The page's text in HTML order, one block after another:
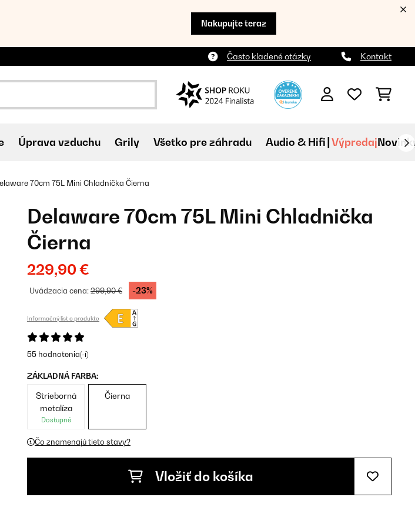
Nakupujte teraz
Často kladené otázky Kontakt
Úprava vzduchu Grily Všetko pre záhradu Audio & Hifi Výpredaj
70cm 75L Mini Chladnička Čierna
Delaware 70cm 75L Mini Chladnička
Čierna
229,90 €
Uvádzacia cena:299,90 € -23%
Informačný list o produkte
55 hodnotenia(-í)
ZÁKLADNÁ FARBA:
Strieborná
metalíza
Dostupné
Čierna
Čo znamenajú tieto stavy?
Vložiť do košíka